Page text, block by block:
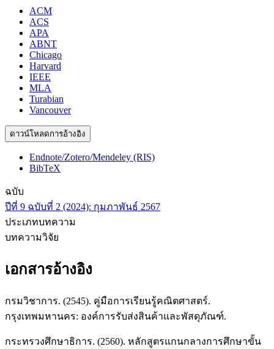
ACM
ACS
APA
ABNT
Chicago
Harvard
IEEE
MLA
Turabian
Vancouver
ดาวน์โหลดการอ้างอิง
Endnote/Zotero/Mendeley (RIS)
BibTeX
ฉบับ
ปีที่ 9 ฉบับที่ 2 (2024): กุมภาพันธ์ 2567
ประเภทบทความ
บทความวิจัย
เอกสารอ้างอิง
กรมวิชาการ. (2545). คู่มือการเรียนรู้คณิตศาสตร์.
กรุงเทพมหานคร: องค์การรับส่งสินค้าและพัสดุภัณฑ์.
กระทรวงศึกษาธิการ. (2560). หลักสูตรแกนกลางการศึกษาขั้น